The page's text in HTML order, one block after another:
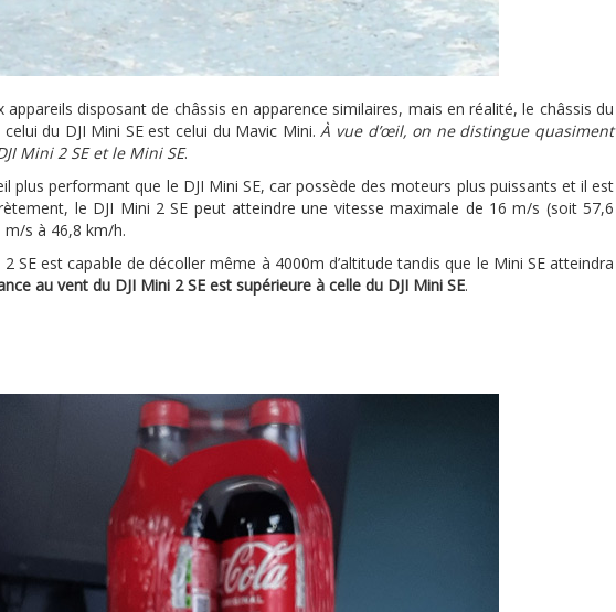
appareils disposant de châssis en apparence similaires, mais en réalité, le châssis du
du DJI Mini SE est celui du Mavic Mini.À vue d’œil, on ne distingue quasiment
Mini 2 SE et le Mini SE.
plus performant que le DJI Mini SE, car possède des moteurs plus puissants et il est
le DJI Mini 2 SE peut atteindre une vitesse maximale de 16 m/s (soit 57,6
m/s à 46,8 km/h.
SE est capable de décoller même à 4000m d’altitude tandis que le Mini SE atteindra
au vent du DJI Mini 2 SE est supérieure à celle du DJI Mini SE.